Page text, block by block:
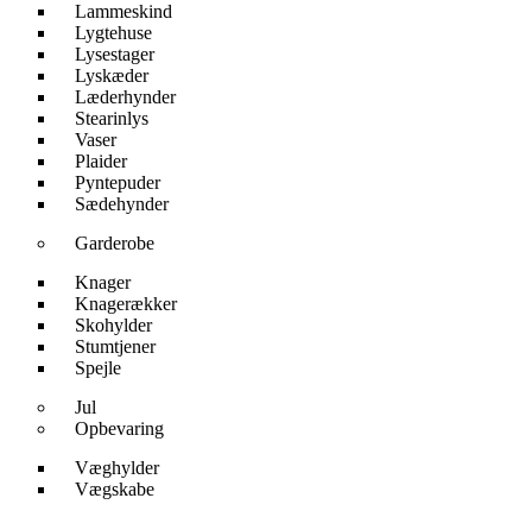
Lammeskind
Lygtehuse
Lysestager
Lyskæder
Læderhynder
Stearinlys
Vaser
Plaider
Pyntepuder
Sædehynder
Garderobe
Knager
Knagerækker
Skohylder
Stumtjener
Spejle
Jul
Opbevaring
Væghylder
Vægskabe